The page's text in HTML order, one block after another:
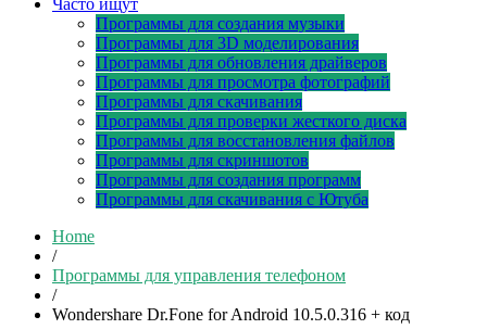
Программы для создания музыки
Программы для 3D моделирования
Программы для обновления драйверов
Программы для просмотра фотографий
Программы для скачивания
Программы для проверки жесткого диска
Программы для восстановления файлов
Программы для скриншотов
Программы для создания программ
Программы для скачивания с Ютуба
Home
/
Программы для управления телефоном
/
Wondershare Dr.Fone for Android 10.5.0.316 + код